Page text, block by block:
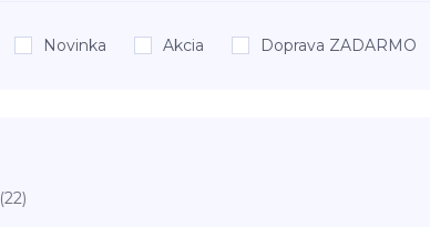
Novinka Akcia Doprava ZADARMO
(22)